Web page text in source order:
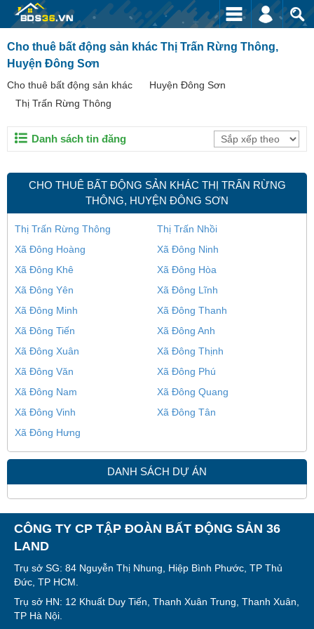
Cho thuê bất động sản khác Thị Trấn Rừng Thông,
Huyện Đông Sơn
Cho thuê bất động sản khác
Huyện Đông Sơn
Thị Trấn Rừng Thông
Danh sách tin đăng
CHO THUÊ BẤT ĐỘNG SẢN KHÁC THỊ TRẤN RỪNG
THÔNG, HUYỆN ĐÔNG SƠN
Thị Trấn Rừng Thông
Thị Trấn Nhồi
Xã Đông Hoàng
Xã Đông Ninh
Xã Đông Khê
Xã Đông Hòa
Xã Đông Yên
Xã Đông Lĩnh
Xã Đông Minh
Xã Đông Thanh
Xã Đông Tiến
Xã Đông Anh
Xã Đông Xuân
Xã Đông Thịnh
Xã Đông Văn
Xã Đông Phú
Xã Đông Nam
Xã Đông Quang
Xã Đông Vinh
Xã Đông Tân
Xã Đông Hưng
DANH SÁCH DỰ ÁN
CÔNG TY CP TẬP ĐOÀN BẤT ĐỘNG SẢN 36
LAND
Trụ sở SG: 84 Nguyễn Thị Nhung, Hiệp Bình Phước, TP Thủ
Đức, TP HCM.
Trụ sở HN: 12 Khuất Duy Tiến, Thanh Xuân Trung, Thanh Xuân,
TP Hà Nội.